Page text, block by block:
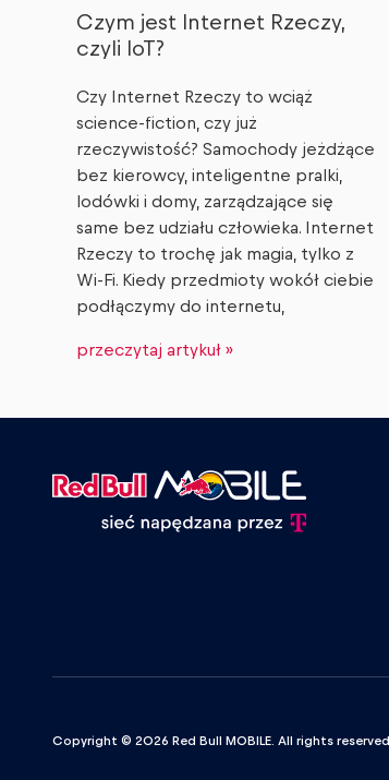
Czym jest Internet Rzeczy,
czyli IoT?
Czy Internet Rzeczy to wciąż
science-fiction, czy już
rzeczywistość? Samochody jeżdżące
bez kierowcy, inteligentne pralki,
lodówki i domy, zarządzające się
same bez udziału człowieka. Internet
Rzeczy to trochę jak magia, tylko z
Wi-Fi. Kiedy przedmioty wokół ciebie
podłączymy do internetu,
przeczytaj artykuł »
Copyright © 2026 Red Bull MOBILE. All rights reserved.